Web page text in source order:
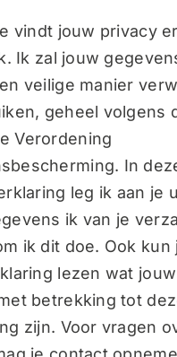
vindt jouw privacy
Ik zal jouw
veilige manier
geheel volgens
Verordening
In
leg ik aan je
ik van je
ik dit doe. Ook kun
lezen wat jouw
betrekking tot
zijn. Voor vragen